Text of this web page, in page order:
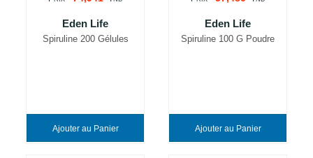
Eden Life
Spiruline 200 Gélules
Ajouter au Panier
Eden Life
Spiruline 100 G Poudre
Ajouter au Panier